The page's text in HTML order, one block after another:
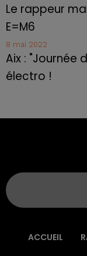
Le rappeur
E=M6
8 mai 2022
Aix : "Journée
électro !
ACCUEIL